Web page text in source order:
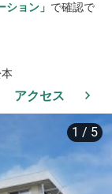
ション」 で確認で
アクセス
1 / 5